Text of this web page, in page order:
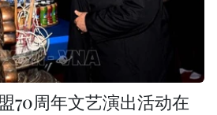
70周年文艺演出活动在